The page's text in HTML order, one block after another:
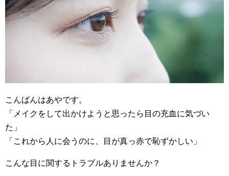
こんばんはあやです。
「メイクをして出かけようと思ったら目の充血に気づい
た」
「これから人に会うのに、目が真っ赤で恥ずかしい」
こんな目に関するトラブルありませんか？